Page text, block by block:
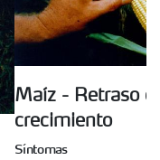
Maíz - Retraso
crecimiento
Síntomas